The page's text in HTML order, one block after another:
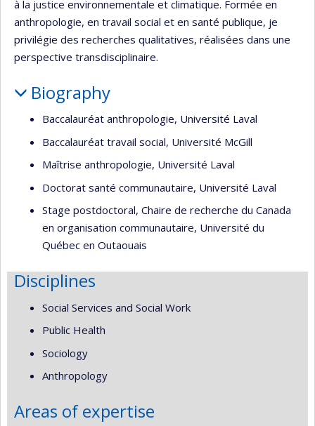
à la justice environnementale et climatique. Formée en
anthropologie, en travail social et en santé publique, je
privilégie des recherches qualitatives, réalisées dans une
perspective transdisciplinaire.
Biography
Baccalauréat anthropologie, Université Laval
Baccalauréat travail social, Université McGill
Maîtrise anthropologie, Université Laval
Doctorat santé communautaire, Université Laval
Stage postdoctoral, Chaire de recherche du Canada
en organisation communautaire, Université du
Québec en Outaouais
Disciplines
Social Services and Social Work
Public Health
Sociology
Anthropology
Areas of expertise